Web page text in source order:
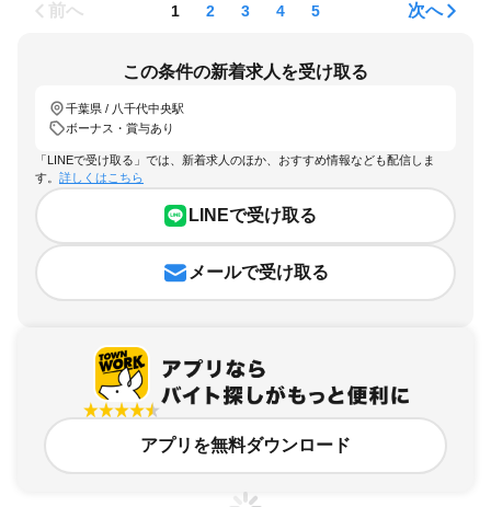
前へ 1 2 3 4 5 次へ
この条件の新着求人を受け取る
千葉県 / 八千代中央駅
ボーナス・賞与あり
「LINEで受け取る」では、新着求人のほか、おすすめ情報なども配信しま
す。 詳しくはこちら
LINEで受け取る
メールで受け取る
アプリを無料ダウンロード